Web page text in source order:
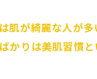
肌が綺麗な人が
かりは美肌習慣